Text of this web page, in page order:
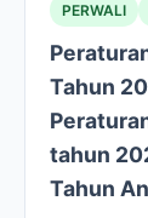
PERWALI
Tahun
tahun
Tahun